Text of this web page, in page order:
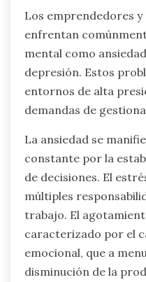
Los emprendedores
enfrentan
mental como
depresión. Estos
entornos de alta
demandas de
La ansiedad se
constante por la
de decisiones. El
múltiples
trabajo. El
caracterizado por el
emocional, que a
disminución de la